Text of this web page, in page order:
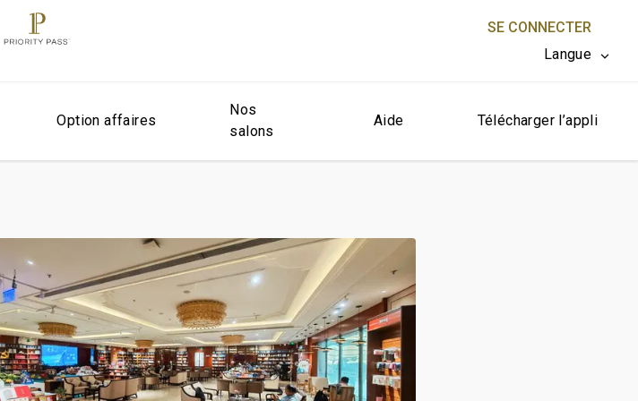
SE CONNECTER
Langue
FERMER X
Option affaires
Nos
salons
Aide Télécharger l’appli